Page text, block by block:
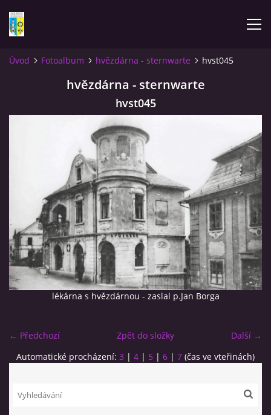
KONTAKT
KNIHA MIKULÁŠOVICE - NIXDORF
Úvod Fotoalbum hvězdárna - sternwarte hvst045
hvězdárna - sternwarte
hvst045
lékárna s hvězdárnou - zaslal p.Jan Borga
← Předchozí Další →
Zpět do složky
Automatické procházení: 3 | 4 | 5 | 6 | 7 (čas ve vteřinách)